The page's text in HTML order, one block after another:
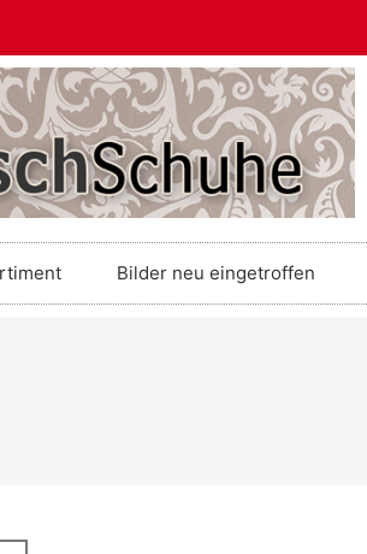
Bilder neu eingetroffen